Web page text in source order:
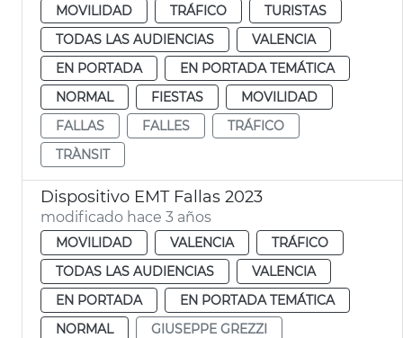
MOVILIDAD
TRÁFICO
TURISTAS
TODAS LAS AUDIENCIAS
VALENCIA
EN PORTADA
EN PORTADA TEMÁTICA
NORMAL
FIESTAS
MOVILIDAD
FALLAS
FALLES
TRÁFICO
TRÀNSIT
Dispositivo EMT Fallas 2023
modificado hace 3 años
MOVILIDAD VALENCIA
TRÁFICO
TODAS LAS AUDIENCIAS
VALENCIA
EN PORTADA
EN PORTADA TEMÁTICA
NORMAL
GIUSEPPE GREZZI